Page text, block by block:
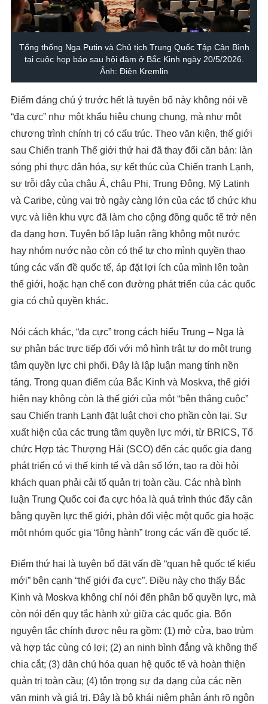
Tổng thống Nga Putin và Chủ tịch Trung Quốc Tập Cận Bình
tại cuộc họp báo sau hội đàm ở Bắc Kinh ngày 20/5/2026.
Ảnh: Điện Kremlin
Điểm đáng chú ý trước hết là tuyên bố này không nói về
“đa cực” như một khẩu hiệu chung chung, mà như một
chương trình chính trị có cấu trúc. Theo văn kiện, thế giới
sau Chiến tranh Thế giới thứ hai đã thay đổi căn bản: làn
sóng phi thực dân hóa, sự kết thúc của Chiến tranh Lạnh,
sự trỗi dậy của châu Á, châu Phi, Trung Đông, Mỹ Latinh
và Caribe, cùng vai trò ngày càng lớn của các tổ chức khu
vực và liên khu vực đã làm cho cộng đồng quốc tế trở nên
đa dạng hơn. Tuyên bố lập luận rằng không một nước
hay nhóm nước nào còn có thể tự cho mình quyền thao
túng các vấn đề quốc tế, áp đặt lợi ích của mình lên toàn
thế giới, hoặc hạn chế con đường phát triển của các quốc
gia có chủ quyền khác.
Nói cách khác, “đa cực” trong cách hiểu Trung – Nga là
sự phản bác trực tiếp đối với mô hình trật tự do một trung
tâm quyền lực chi phối. Đây là lập luận mang tính nền
tảng. Trong quan điểm của Bắc Kinh và Moskva, thế giới
hiện nay không còn là thế giới của một “bên thắng cuộc”
sau Chiến tranh Lạnh đặt luật chơi cho phần còn lại. Sự
xuất hiện của các trung tâm quyền lực mới, từ BRICS, Tổ
chức Hợp tác Thượng Hải (SCO) đến các quốc gia đang
phát triển có vị thế kinh tế và dân số lớn, tạo ra đòi hỏi
khách quan phải cải tổ quản trị toàn cầu. Các nhà bình
luận Trung Quốc coi đa cực hóa là quá trình thúc đẩy cân
bằng quyền lực thế giới, phản đối việc một quốc gia hoặc
một nhóm quốc gia “lộng hành” trong các vấn đề quốc tế.
Điểm thứ hai là tuyên bố đặt vấn đề “quan hệ quốc tế kiểu
mới” bên cạnh “thế giới đa cực”. Điều này cho thấy Bắc
Kinh và Moskva không chỉ nói đến phân bố quyền lực, mà
còn nói đến quy tắc hành xử giữa các quốc gia. Bốn
nguyên tắc chính được nêu ra gồm: (1) mở cửa, bao trùm
và hợp tác cùng có lợi; (2) an ninh bình đẳng và không thể
chia cắt; (3) dân chủ hóa quan hệ quốc tế và hoàn thiện
quản trị toàn cầu; (4) tôn trọng sự đa dạng của các nền
văn minh và giá trị. Đây là bộ khái niệm phản ánh rõ ngôn